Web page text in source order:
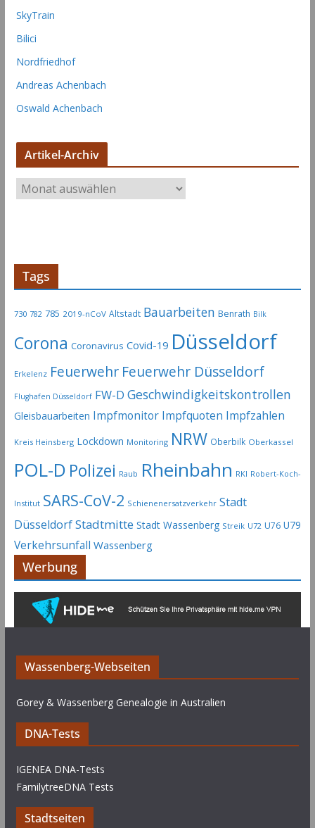
SkyTrain
Bilici
Nordfriedhof
Andreas Achenbach
Oswald Achenbach
Artikel-Archiv
r
l
-
r
h
i
v
Tags
730 782 785 2019-nCoV Altstadt Bauarbeiten Benrath Bilk
Corona Coronavirus Covid-19 Düsseldorf
Erkelenz Feuerwehr Feuerwehr Düsseldorf
Flughafen Düsseldorf FW-D Geschwindigkeitskontrollen
Gleisbauarbeiten Impfmonitor Impfquoten Impfzahlen
Kreis Heinsberg Lockdown Monitoring NRW Oberbilk Oberkassel
POL-D Polizei Raub Rheinbahn RKI Robert-Koch-
Institut SARS-CoV-2 Schienenersatzverkehr Stadt
DüsseldorfStadtmitte Stadt Wassenberg Streik U72 U76 U79
Verkehrsunfall Wassenberg
Werbung
Wassenberg-Webseiten
Gorey & Wassenberg Genealogie in Australien
DNA-Tests
IGENEA DNA-Tests
FamilytreeDNA Tests
Stadtseiten